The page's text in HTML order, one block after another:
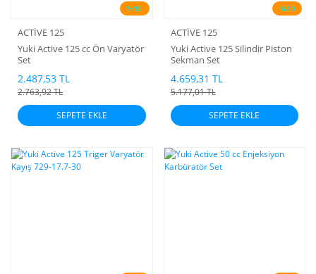
%10
ACTİVE 125
Yuki Active 125 cc Ön Varyatör
Set
2.487,53 TL
2.763,92 TL
SEPETE EKLE
%10
ACTİVE 125
Yuki Active 125 Silindir Piston
Sekman Set
4.659,31 TL
5.177,01 TL
SEPETE EKLE